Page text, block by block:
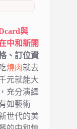
與
中和新開
、訂位資
燒肉就去
元就能大
充分演繹
如藝術
世代的美